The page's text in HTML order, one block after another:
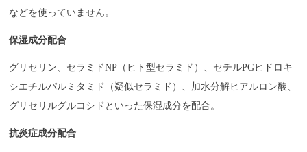
などを使っていません。
保湿成分配合
グリセリン、セラミドNP（ヒト型セラミド）、セチルPGヒドロキ
シエチルパルミタミド（疑似セラミド）、加水分解ヒアルロン酸、
グリセリルグルコシドといった保湿成分を配合。
抗炎症成分配合